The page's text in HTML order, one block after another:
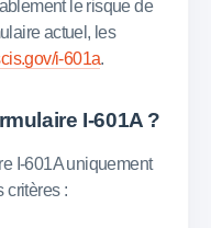
le risque de
actuel, les
i-601a.
I-601A ?
I-601A uniquement
critères :